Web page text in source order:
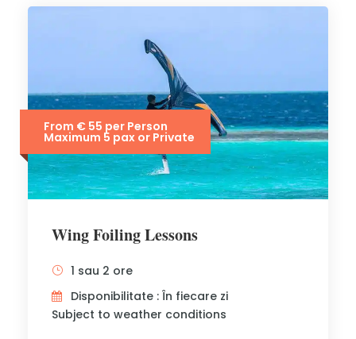
From € 55 per Person
Maximum 5 pax or Private
Wing Foiling Lessons
1 sau 2 ore
Disponibilitate : În fiecare zi
Subject to weather conditions